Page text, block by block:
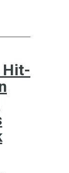
Hit-